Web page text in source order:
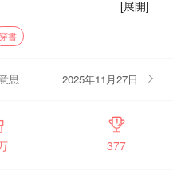
問暖！要爭取做個舔到最
，
腿子了。
[展開]
穿書
思 2025年11月27日
377